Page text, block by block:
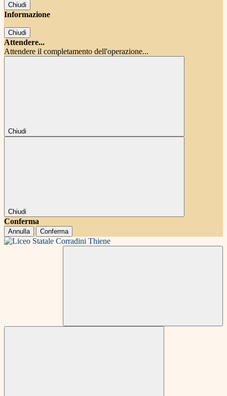
Chiudi
Informazione
Chiudi
Attendere...
Attendere il completamento dell'operazione...
Chiudi
Chiudi
Conferma
Annulla Conferma